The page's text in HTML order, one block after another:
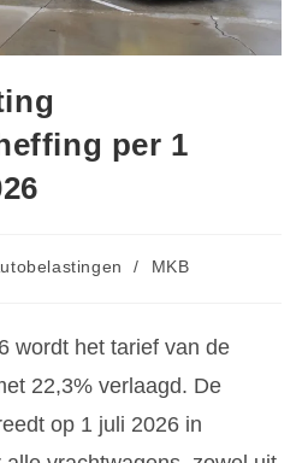
per 1
/ MKB
wordt het tarief van de
22,3% verlaagd. De
op 1 juli 2026 in